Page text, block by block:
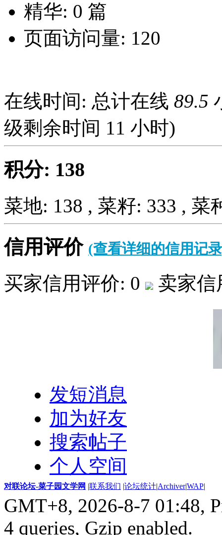
精华: 0 篇
页面访问量: 120
在线时间: 总计在线 89.5
级剩余时间 11 小时)
积分: 138
菜地: 138 , 菜籽: 333 , 菜
信用评价 (查看详细的信用记
买家信用评价: 0 卖家
发短消息
加为好友
搜索帖子
个人空间
对联论坛-菜子园文学网 |联系我们 |论坛统计|Archiver|WAP|
GMT+8, 2026-8-7 01:48,
4 queries, Gzip enabled.